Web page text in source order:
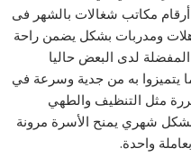
مكاتب شغالات بالشهر فى
ومدربات بشكل يضمن راحة
لدى البعض حاليا
يتميزوا به من جدية وسرعة في
مثل التنظيف والطهي
بشكل شهري يمنح الأسرة مرونة
واحدة.